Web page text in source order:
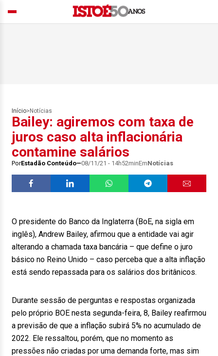
Início> Notícias
Bailey: agiremos com taxa de
juros caso alta inflacionária
contamine salários
PorEstadão Conteúdo 08/11/21 - 14h52minEmNotícias
O presidente do Banco da Inglaterra (BoE, na sigla em
inglês), Andrew Bailey, afirmou que a entidade vai agir
alterando a chamada taxa bancária – que define o juro
básico no Reino Unido – caso perceba que a alta inflação
está sendo repassada para os salários dos britânicos.
Durante sessão de perguntas e respostas organizada
pelo próprio BOE nesta segunda-feira, 8, Bailey reafirmou
a previsão de que a inflação subirá 5% no acumulado de
2022. Ele ressaltou, porém, que no momento as
pressões não criadas por uma demanda forte, mas sim